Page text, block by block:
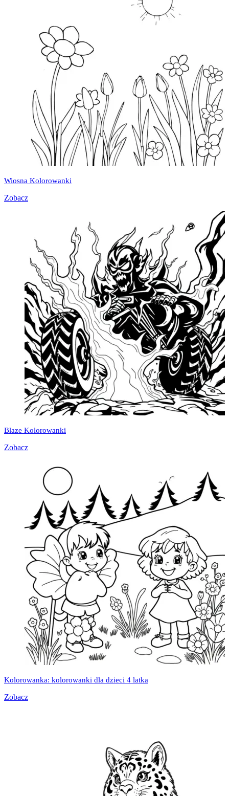
Wiosna Kolorowanki
Zobacz
Blaze Kolorowanki
Zobacz
Kolorowanka: kolorowanki dla dzieci 4 latka
Zobacz